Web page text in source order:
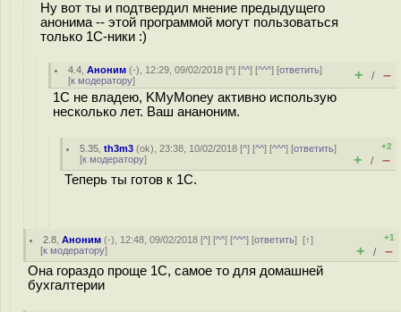
Ну вот ты и подтвердил мнение предыдущего
анонима -- этой программой могут пользоваться
только 1С-ники :)
4.4 ,Аноним (-), 12:29, 09/02/2018 [^] [^^] [^^^] [ответить]
[к модератору] + / –
1C не владею, KMyMoney активно использую
несколько лет. Ваш ананоним.
5.35 ,th3m3 (ok), 23:38, 10/02/2018 [^] [^^] [^^^] [ответить]
[к модератору]
+2
+ / –
Теперь ты готов к 1С.
2.8 ,Аноним (-), 12:48, 09/02/2018 [^] [^^] [^^^] [ответить][↑]
[к модератору]
+1
+ / –
Она гораздо проще 1С, самое то для домашней
бухгалтерии